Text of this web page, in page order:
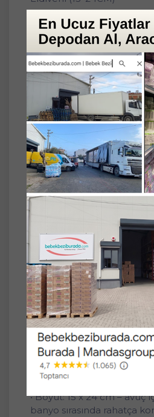
* Palmiye lifleri hiçbir
olmadığı için %100
* Düzenli kullanıldığı
gidermeye yardımcı olur.
* Cilt rahatsızlıklarının
olur.
* İlk kullanımda 2 dakika
yumuşamasını sağlayınız.
* Kulanım süresini
bitiminde bol su ile
Derma Naturel Palmiye
Eldiveni (15x24 cm),
ürünüdür ve hem cilt
peeling etkisi sağlamak
Ürün Özellikleri:
• Malzeme: Doğal palmiye
kökenli, çevre dostu ve
• Örme yapı: Nefes
emip durulanan bir
• Eldiven tasarımı:
kayma yapmaz.
• Boyut: 15 x 24 cm – avuç
banyo sırasında rahatça